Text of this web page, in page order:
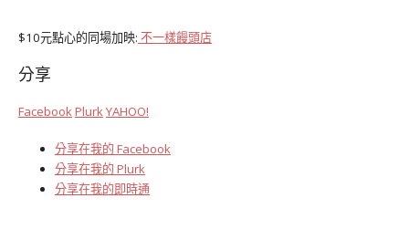
$10元點心的同場加映: 不一樣饅頭店
分享
FacebookPlurkYAHOO!
分享在我的 Facebook
分享在我的 Plurk
分享在我的即時通